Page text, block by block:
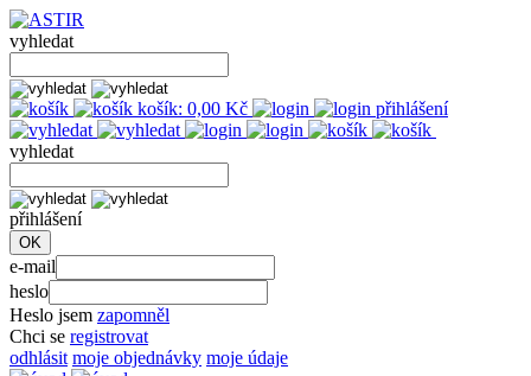
vyhledat
košík: 0,00 Kč přihlášení
vyhledat
přihlášení
e-mail
heslo
Heslo jsem zapomněl
Chci se registrovat
odhlásit moje objednávky moje údaje